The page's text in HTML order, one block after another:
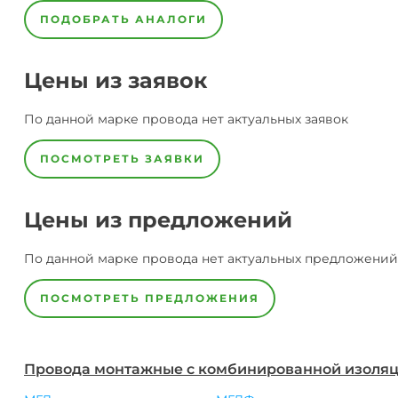
ПОДОБРАТЬ АНАЛОГИ
Цены из заявок
По данной марке провода нет актуальных заявок
ПОСМОТРЕТЬ ЗАЯВКИ
Цены из предложений
По данной марке провода нет актуальных предложений
ПОСМОТРЕТЬ ПРЕДЛОЖЕНИЯ
Провода монтажные с комбинированной